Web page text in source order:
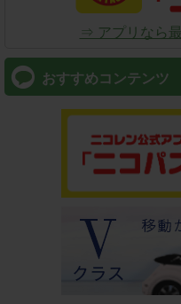
⇒ アプリなら
おすすめコンテンツ